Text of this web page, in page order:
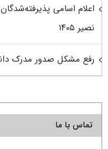
اعلام اسامی
نصیر ۱۴۰۵
رفع مشکل صدور مدرک
تماس با ما